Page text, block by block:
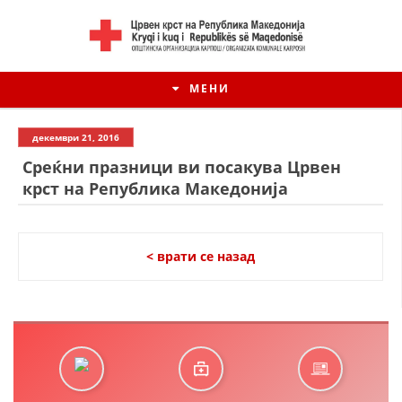
МЕНИ
декември 21, 2016
Среќни празници ви посакува Црвен
крст на Република Македонија
< врати се назад